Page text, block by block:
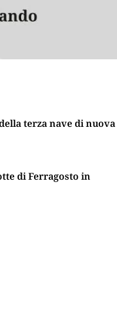
terza nave di nuova
di Ferragosto in